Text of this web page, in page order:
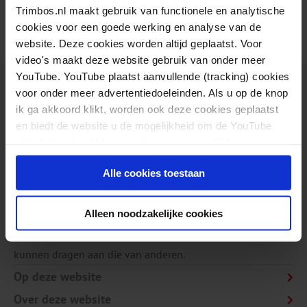
Trimbos.nl maakt gebruik van functionele en analytische
cookies voor een goede werking en analyse van de
website. Deze cookies worden altijd geplaatst. Voor
video's maakt deze website gebruik van onder meer
YouTube. YouTube plaatst aanvullende (tracking) cookies
voor onder meer advertentiedoeleinden. Als u op de knop
ik ga akkoord klikt, worden ook deze cookies geplaatst
en biedt de website u de mogelijkheid om de YouTube
intrekken.
Alle cookies toestaan
Alleen noodzakelijke cookies
Het Trimbos-instituut is een onafhankelijk,
wetenschappelijk kennisinstituut voor mentale
gezondheid, alcohol, tabak en drugs. We doen onderzoek,
verspreiden en implementeren onze kennis, zodat mensen
aan hun eigen mentale gezondheid kunnen werken en bij
kunnen dragen aan die van anderen.
Op deze website
Over deze website